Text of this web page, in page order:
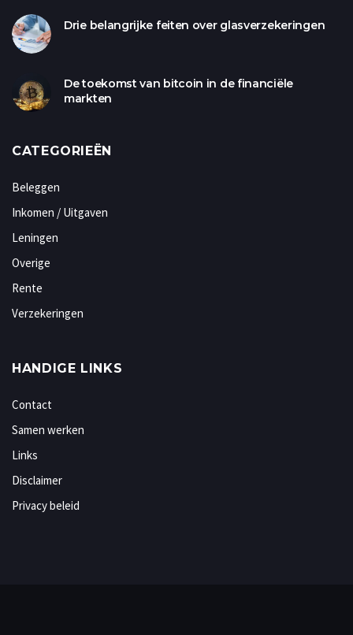
Drie belangrijke feiten over glasverzekeringen
De toekomst van bitcoin in de financiële
markten
CATEGORIEËN
Beleggen
Inkomen / Uitgaven
Leningen
Overige
Rente
Verzekeringen
HANDIGE LINKS
Contact
Samen werken
Links
Disclaimer
Privacy beleid